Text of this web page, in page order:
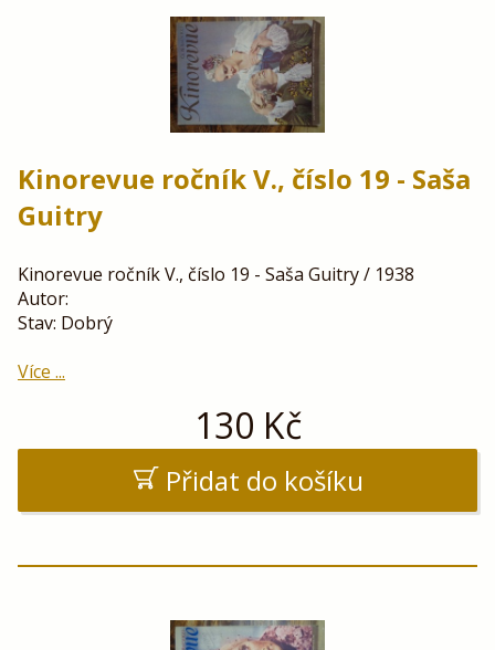
Kinorevue ročník V., číslo 19 - Saša
Guitry
Kinorevue ročník V., číslo 19 - Saša Guitry / 1938
Autor:
Stav: Dobrý
Více ...
130 Kč
Přidat do košíku